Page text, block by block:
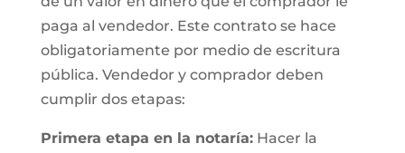
paga al vendedor. Este contrato se hace
obligatoriamente por medio de escritura
pública. Vendedor y comprador deben
cumplir dos etapas:
Primera etapa en la notaría:Hacer la